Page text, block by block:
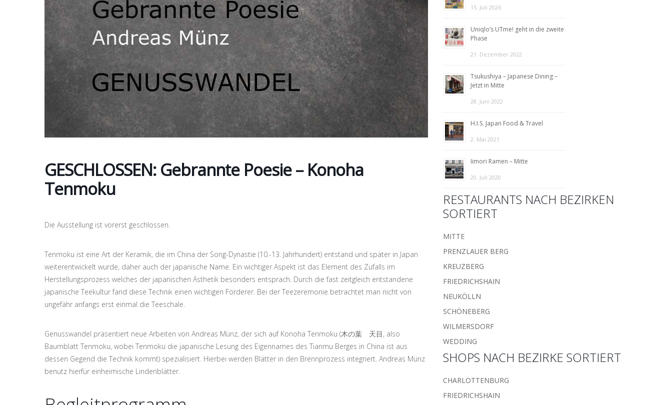
GESCHLOSSEN: Gebrannte Poesie – Konoha
Tenmoku
Die Ausstellung ist vorerst geschlossen.
Tenmoku ist eine Art der Keramik, die im China der Song-Dynastie (10.-13. Jahrhundert) entstand und später in Japan
weiterentwickelt wurde, daher auch der japanische Name. Ein wichtiger Aspekt ist das Element des Zufalls im
Herstellungsprozess welches der japanischen Ästhetik besonders entsprach. Durch die fast zeitgleich entstandene
japanische Teekultur fand diese Technik einen wichtigen Förderer. Bei der Teezeremonie betrachtet man nicht von
ungefähr anfangs erst einmal die Teeschale.
Genusswandel präsentiert neue Arbeiten von Andreas Münz, der sich auf Konoha Tenmoku (木の葉 天目, also
Baumblatt Tenmoku, wobei Tenmoku die japanische Lesung des Eigennames des Tianmu Berges in China ist aus
dessen Gegend die Technik kommt) spezialisiert. Hierbei werden Blätter in den Brennprozess integriert. Andreas Münz
benutz hierfür einheimische Lindenblätter.
15. Juli 2026
Uniqlo’s UTme! geht in die zweite
Phase
21. Dezember 2022
Tsukushiya – Japanese Dining –
Jetzt in Mitte
28. Juni 2022
H.I.S. Japan Food & Travel
2. Mai 2021
Iimori Ramen – Mitte
20. Juli 2020
RESTAURANTS NACH BEZIRKEN
SORTIERT
MITTE
PRENZLAUER BERG
KREUZBERG
FRIEDRICHSHAIN
NEUKÖLLN
SCHÖNEBERG
WILMERSDORF
WEDDING
SHOPS NACH BEZIRKE SORTIERT
CHARLOTTENBURG
FRIEDRICHSHAIN